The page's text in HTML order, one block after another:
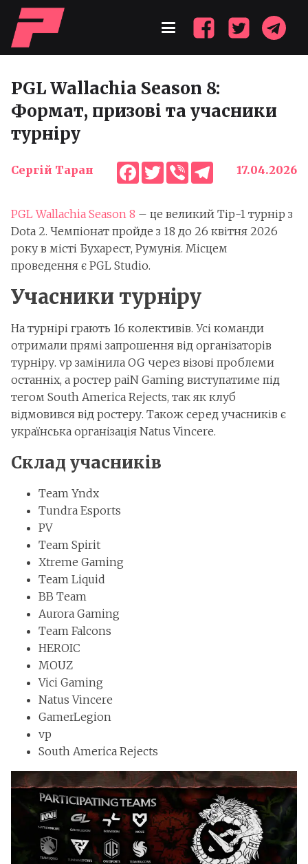
PGL Wallachia Season 8:
Формат, призові та учасники
турніру
Сергій Таран Facebook
TwitterViber Telegram
17.04.2026
PGL Wallachia Season 8 – це великий Тір-1 турнір з
Dota 2. Чемпіонат пройде з 18 до 26 квітня 2026
року в місті Бухарест, Румунія. Місцем
проведення є PGL Studio.
Учасники турніру
На турнірі грають 16 колективів. Усі команди
отримали прямі запрошення від організаторів
турніру. vp замінила OG через візові проблеми
останніх, а ростер paiN Gaming виступатиме під
тегом South America Rejects, так як клуб
відмовився від ростеру. Також серед учасників є
українська організація Natus Vincere.
Склад учасників
Team Yndx
Tundra Esports
PV
Team Spirit
Xtreme Gaming
Team Liquid
BB Team
Aurora Gaming
Team Falcons
HEROIC
MOUZ
Vici Gaming
Natus Vincere
GamerLegion
vp
South America Rejects